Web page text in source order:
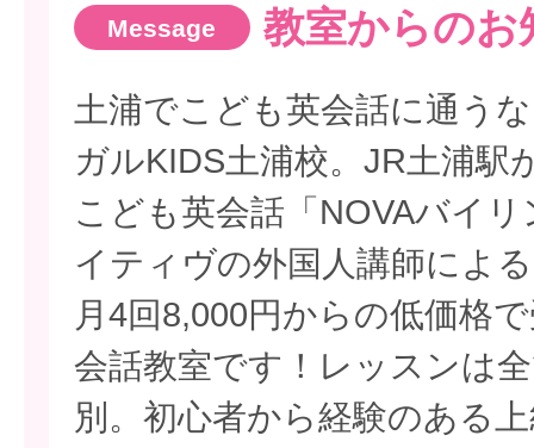
教室からのお
土浦でこども英会話に通う
ガルKIDS土浦校。JR土浦駅
こども英会話「NOVAバイ
イティヴの外国人講師によ
月4回8,000円からの低価格
会話教室です！レッスンは
別。初心者から経験のある